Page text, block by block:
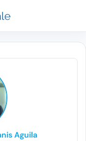
Aguila